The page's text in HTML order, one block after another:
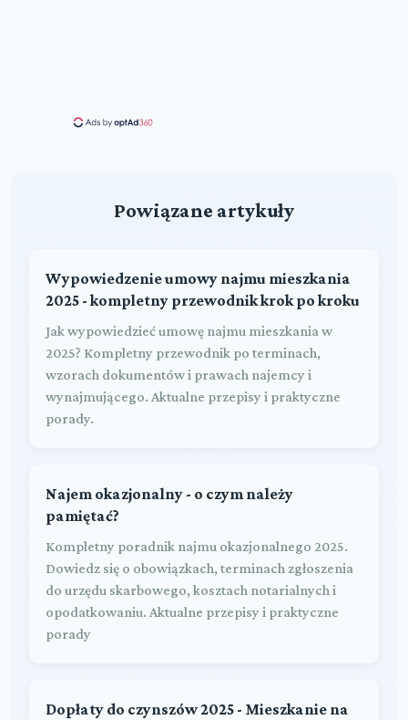
Powiązane artykuły
Wypowiedzenie umowy najmu mieszkania
2025 - kompletny przewodnik krok po kroku
Jak wypowiedzieć umowę najmu mieszkania w
2025? Kompletny przewodnik po terminach,
wzorach dokumentów i prawach najemcy i
wynajmującego. Aktualne przepisy i praktyczne
porady.
Najem okazjonalny - o czym należy
pamiętać?
Kompletny poradnik najmu okazjonalnego 2025.
Dowiedz się o obowiązkach, terminach zgłoszenia
do urzędu skarbowego, kosztach notarialnych i
opodatkowaniu. Aktualne przepisy i praktyczne
porady
Dopłaty do czynszów 2025 - Mieszkanie na